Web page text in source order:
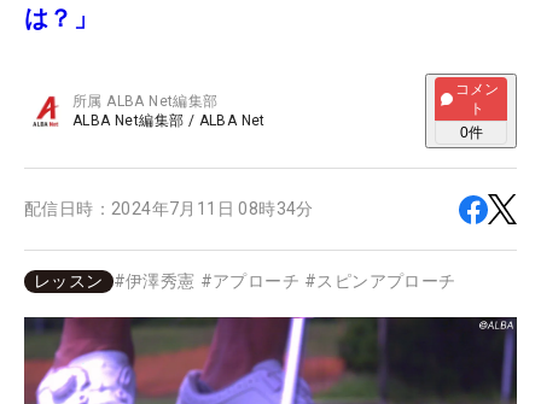
は？」
所属ALBA Net編集部
ALBA Net編集部 / ALBA Net
コメン
ト
0件
配信日時： 2024年7月11日 08時34分
レッスン #伊澤秀憲 #アプローチ #スピンアプローチ